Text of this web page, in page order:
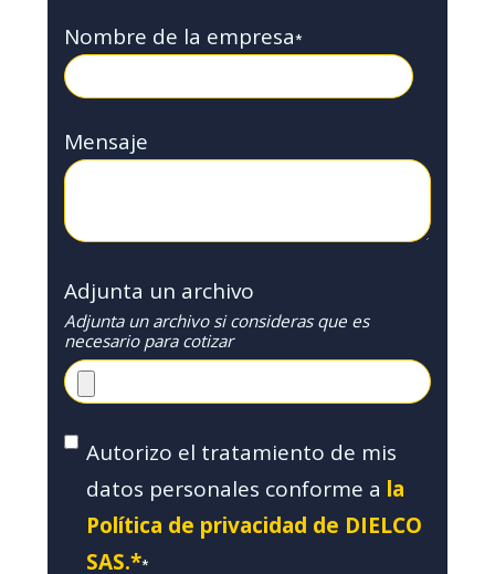
Nombre de la empresa*
Mensaje
Adjunta un archivo
Adjunta un archivo si consideras que es
necesario para cotizar
Autorizo el tratamiento de mis
datos personales conforme a la
Política de privacidad de DIELCO
SAS.**